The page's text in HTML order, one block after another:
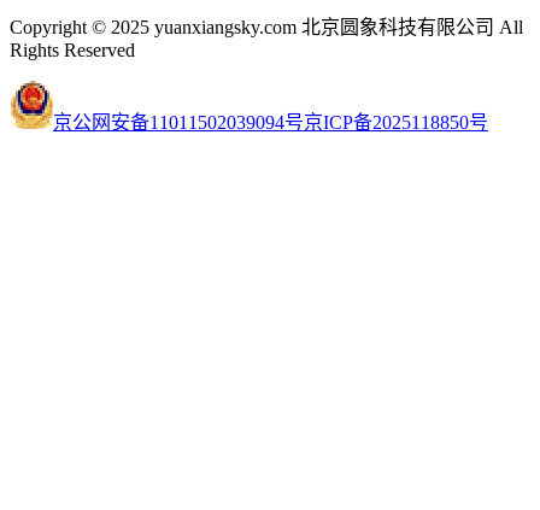
Copyright © 2025 yuanxiangsky.com 北京圆象科技有限公司 All
Rights Reserved
京公网安备11011502039094号京ICP备2025118850号